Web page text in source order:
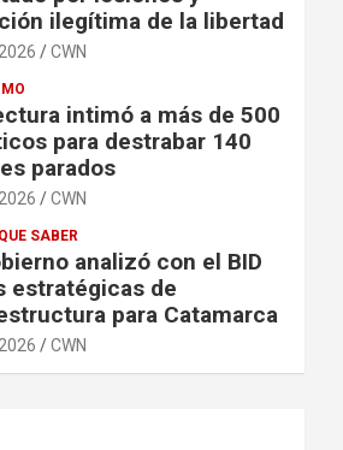
ilegítima de la libertad
CWN
intimó a más de 500
para destrabar 140
parados
CWN
SABER
analizó con el BID
estratégicas de
para Catamarca
CWN